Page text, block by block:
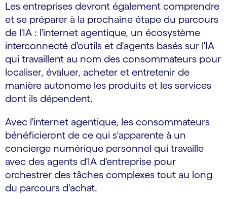
Les entreprises devront également comprendre
et se préparer à la prochaine étape du parcours
de l'IA : l'internet agentique, un écosystème
interconnecté d'outils et d'agents basés sur l'IA
qui travaillent au nom des consommateurs pour
localiser, évaluer, acheter et entretenir de
manière autonome les produits et les services
dont ils dépendent.
Avec l'internet agentique, les consommateurs
bénéficieront de ce qui s'apparente à un
concierge numérique personnel qui travaille
avec des agents d'IA d'entreprise pour
orchestrer des tâches complexes tout au long
du parcours d'achat.